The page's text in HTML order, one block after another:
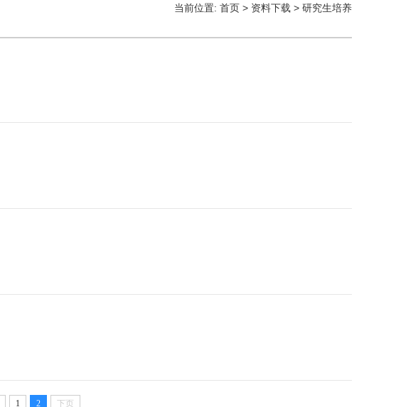
当前位置: 首页 > 资料下载 > 研究生培养
1 2 下页